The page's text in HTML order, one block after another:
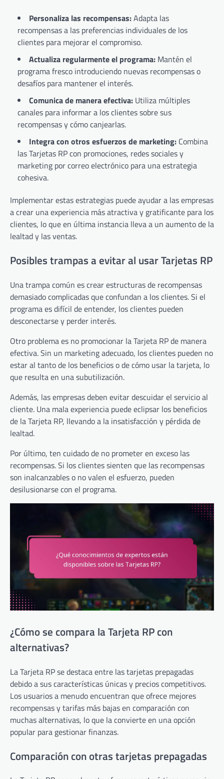
Personaliza las recompensas:Adapta las
recompensas a las preferencias individuales de los
clientes para mejorar el compromiso.
Actualiza regularmente el programa: Mantén el
programa fresco introduciendo nuevas recompensas o
desafíos para mantener el interés.
Comunica de manera efectiva: Utiliza múltiples
canales para informar a los clientes sobre sus
recompensas y cómo canjearlas.
Integra con otros esfuerzos de marketing: Combina
las Tarjetas RP con promociones, redes sociales y
marketing por correo electrónico para una estrategia
cohesiva.
Implementar estas estrategias puede ayudar a las empresas
a crear una experiencia más atractiva y gratificante para los
clientes, lo que en última instancia lleva a un aumento de la
lealtad y las ventas.
Posibles trampas a evitar al usar Tarjetas RP
Una trampa común es crear estructuras de recompensas
demasiado complicadas que confundan a los clientes. Si el
programa es difícil de entender, los clientes pueden
desconectarse y perder interés.
Otro problema es no promocionar la Tarjeta RP de manera
efectiva. Sin un marketing adecuado, los clientes pueden no
estar al tanto de los beneficios o de cómo usar la tarjeta, lo
que resulta en una subutilización.
Además, las empresas deben evitar descuidar el servicio al
cliente. Una mala experiencia puede eclipsar los beneficios
de la Tarjeta RP, llevando a la insatisfacción y pérdida de
lealtad.
Por último, ten cuidado de no prometer en exceso las
recompensas. Si los clientes sienten que las recompensas
son inalcanzables o no valen el esfuerzo, pueden
desilusionarse con el programa.
¿Cómo se compara la Tarjeta RP con
alternativas?
La Tarjeta RP se destaca entre las tarjetas prepagadas
debido a sus características únicas y precios competitivos.
Los usuarios a menudo encuentran que ofrece mejores
recompensas y tarifas más bajas en comparación con
muchas alternativas, lo que la convierte en una opción
popular para gestionar finanzas.
Comparación con otras tarjetas prepagadas